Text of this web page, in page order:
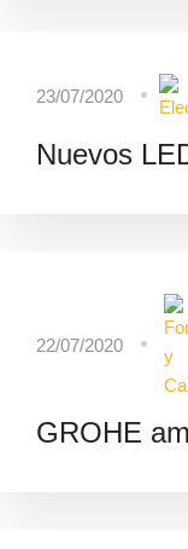
23/07/2020
Nuevos
22/07/2020
GROHE